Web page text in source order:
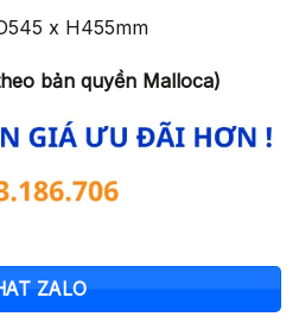
x H455mm
bản quyền Malloca)
ZALO